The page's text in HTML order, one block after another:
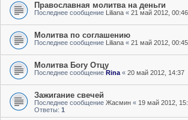
Православная молитва на деньги
Последнее сообщение Liliana « 21 май 2012, 00:46
Молитва по соглашению
Последнее сообщение Liliana « 21 май 2012, 00:45
Молитва Богу Отцу
Последнее сообщение Rina « 20 май 2012, 14:37
Зажигание свечей
Последнее сообщение Жасмин « 19 май 2012,
Ответы: 1